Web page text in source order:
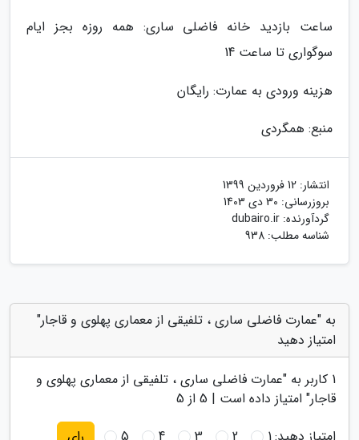
ساعت بازدید خانه فاضلی ساری: همه روزه بجز ایام
سوگواری تا ساعت 14
هزینه ورودی به عمارت: رایگان
منبع: همگردی
انتشار: 12 فروردین 1399
بروزرسانی: 30 دی 1403
گردآورنده: dubairo.ir
شناسه مطلب: 938
به "عمارت فاضلی ساری ، تلفیقی از معماری پهلوی و قاجار"
امتیاز دهید
1 کاربر به "عمارت فاضلی ساری ، تلفیقی از معماری پهلوی و
قاجار" امتیاز داده است | 5 از 5